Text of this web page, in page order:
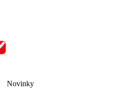
Novinky